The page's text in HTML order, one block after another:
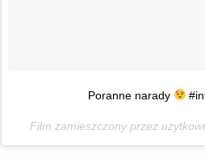
Poranne narady
Film zamieszczony przez